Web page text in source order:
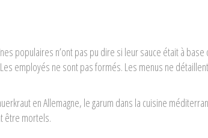
populaires n’ont pas pu dire si leur sauce était à base
employés ne sont pas formés. Les menus ne
en Allemagne, le garum dans la cuisine
être mortels.